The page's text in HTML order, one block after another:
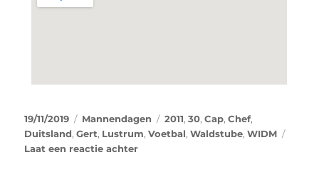
19/11/2019 Mannendagen 2011,30,Cap,Chef,
Duitsland,Gert, Lustrum,Voetbal,Waldstube,WIDM
Laat een reactie achter